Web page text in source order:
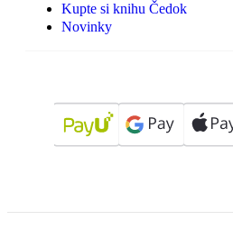
Kupte si knihu Čedok
Novinky